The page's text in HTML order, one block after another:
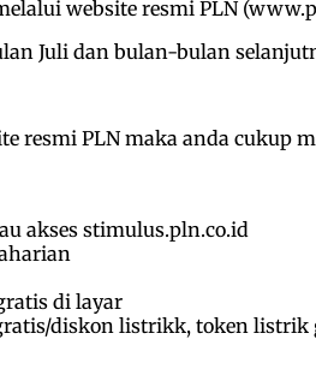
website resmi PLN
Juli dan bulan-bulan
PLN maka anda cukup
akses stimulus.pln.co.id
di layar
diskon listrikk, token